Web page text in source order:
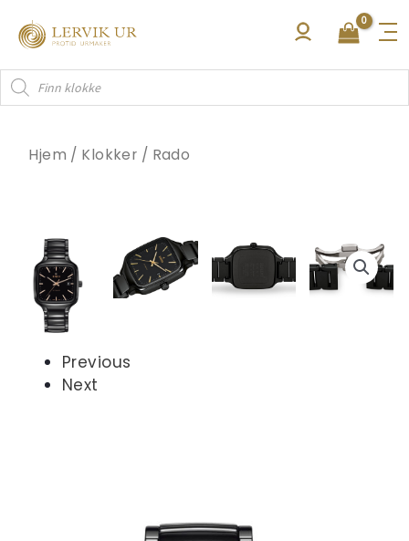
rett
innholdet
Products
search
Hjem / Klokker / Rado
Previous
Next